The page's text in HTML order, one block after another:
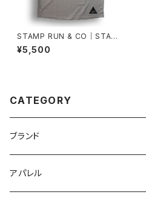
STAMP RUN & CO｜STAMP
GRAPHIC TANK (STAMP TR
AIL RUNNING CLUB)
¥5,500
CATEGORY
ブランド
2XU
アパレル